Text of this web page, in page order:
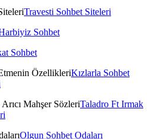
Travesti Sohbet Siteleri
Sohbet
Sohbet
Kızlarla Sohbet
Taladro Ft Irmak
Olgun Sohbet Odaları